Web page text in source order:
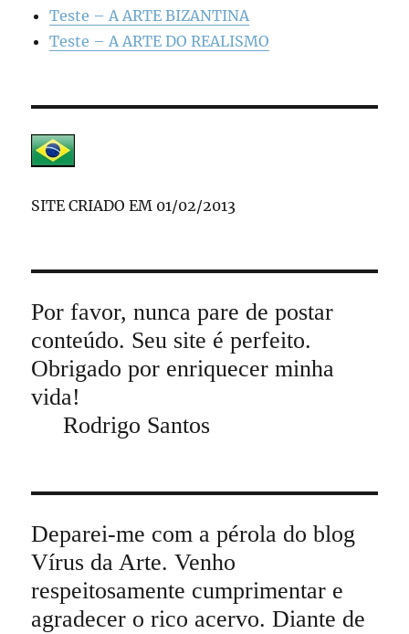
Teste – A ARTE BIZANTINA
Teste – A ARTE DO REALISMO
SITE CRIADO EM 01/02/2013
Por favor, nunca pare de postar
conteúdo. Seu site é perfeito.
Obrigado por enriquecer minha
vida!
Rodrigo Santos
Deparei-me com a pérola do blog
Vírus da Arte. Venho
respeitosamente cumprimentar e
agradecer o rico acervo. Diante de